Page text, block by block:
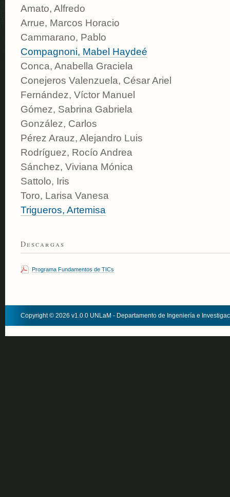
Amato, Alfredo
Arrue, Marcos Horacio
Cammarano, Pablo
Compagnoni, Mabel Haydeé
Conca, Anabella Graciela
Conejeros Valenzuela, César Ariel
Fernández, Víctor Manuel
Gómez, Sabrina Gabriela
González, Carlos
Pérez Arauz, Alejandro Luis
Rodríguez, Rocío Andrea
Sánchez, Viviana Mónica
Sattolo, Iris
Toro, Larisa Vanesa
Trigueros, Artemisa
Descargas
Programa Fundamentos de TICs
Copyright © 2026 v1.0.0 UNLaM - Departamento de Ingeniería e